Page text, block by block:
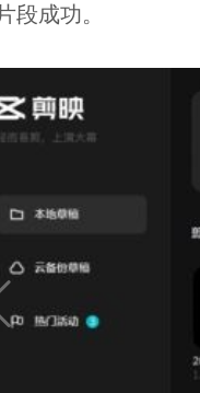
段成功。